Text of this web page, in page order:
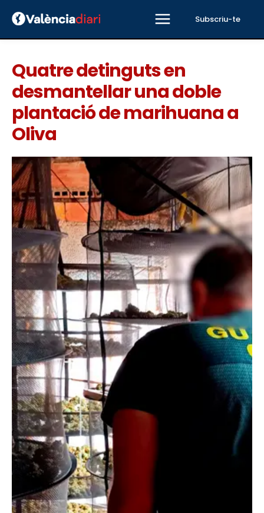
Subscriu-te
Quatre detinguts en
desmantellar una doble
plantació de marihuana a
Oliva